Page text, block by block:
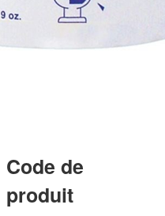
Code de
produit